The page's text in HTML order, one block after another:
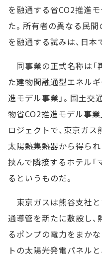
を融通する省CO2推進
た。所有者の異なる民
を融通する試みは、日本
同事業の正式名称は「
た建物間融通型エネル
進モデル事業」。国土交
物省CO2推進モデル事
ロジェクトで、東京ガ
太陽熱集熱器から得ら
挟んで隣接するホテル「
るというものだ。
東京ガスは熊谷支社
通導管を新たに敷設し
るポンプの電力をまか
トの太陽光発電パネル